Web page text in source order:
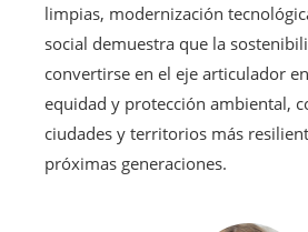
limpias, modernización
social demuestra que la
convertirse en el eje articulador
equidad y protección ambiental,
ciudades y territorios más
próximas generaciones.